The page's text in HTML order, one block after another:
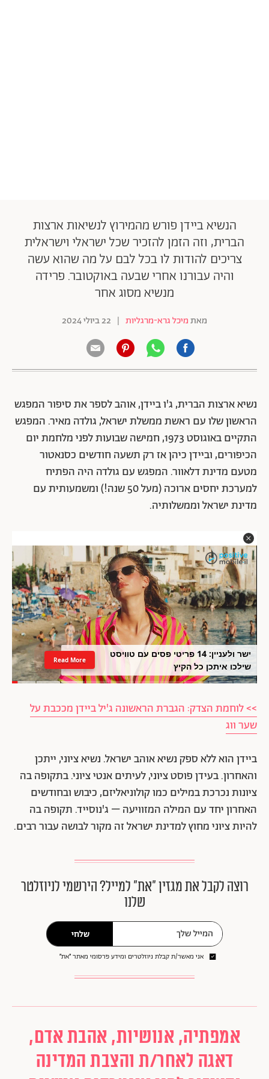
הנשיא ביידן פורש מהמירוץ לנשיאות ארצות
הברית, וזה הזמן להזכיר שכל ישראלי וישראלית
צריכים להודות לו בכל לבם על מה שהוא עשה
והיה עבורנו אחרי שבעה באוקטובר. פרידה
מנשיא מסוג אחר
מאתמיכל גרא-מרגליות | 22 ביולי 2024
נשיא ארצות הברית, ג'ו ביידן, אוהב לספר את סיפור המפגש
הראשון שלו עם ראשת ממשלת ישראל, גולדה מאיר. המפגש
התקיים באוגוסט 1973, חמישה שבועות לפני מלחמת יום
הכיפורים, וביידן כיהן אז רק תשעה חודשים כסנאטור
מטעם מדינת דלאוור. המפגש עם גולדה היה הפתיח
למערכת יחסים ארוכה (מעל 50 שנה!) ומשמעותית עם
מדינת ישראל וממשלותיה.
ישר ולעניין: 14 פריטי פסים עם טוויסט
שילכו איתכן כל הקיץ
Read More
>> לוחמת הצדק: הגברת הראשונה ג'יל ביידן מככבת על
שער ווג
ביידן הוא ללא ספק נשיא אוהב ישראל. נשיא ציוני, ייתכן
והאחרון. בעידן פוסט ציוני, לעיתים אנטי ציוני. בתקופה בה
ציונות נכרכת במילים כמו קולוניאליזם, כיבוש ובחודשים
האחרון יחד עם המילה המזוויעה – ג'נוסייד. תקופה בה
להיות ציוני מחוץ למדינת ישראל זה מקור לבושה עבור רבים.
רוצה לקבל את מגזין ״את״ למייל? הירשמי לניוזלטר
שלנו
שלחי
אני מאשר/ת קבלת ניוזלטרים ומידע פרסומי מאתר ״את״
אמפתיה, אנושיות, אהבת אדם,
דאגה לאחר/ת והצבת המדינה